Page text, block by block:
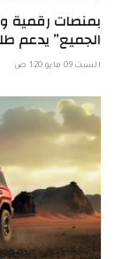
الجميع” يدعم
السبت 09 مايو 1:20 ص